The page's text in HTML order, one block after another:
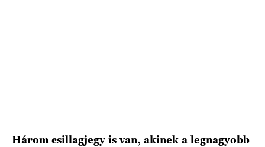
Három csillagjegy is van, akinek a legnagyobb